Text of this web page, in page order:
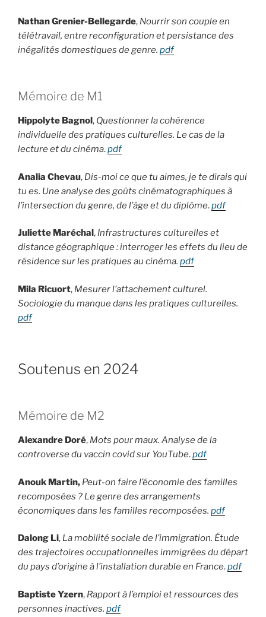
Nathan Grenier-Bellegarde, Nourrir son couple en
télétravail, entre reconfiguration et persistance des
inégalités domestiques de genre. pdf
Mémoire de M1
Hippolyte Bagnol, Questionner la cohérence
individuelle des pratiques culturelles. Le cas de la
lecture et du cinéma.pdf
Analia Chevau, Dis-moi ce que tu aimes, je te dirais qui
tu es. Une analyse des goûts cinématographiques à
l’intersection du genre, de l’âge et du diplôme.pdf
Juliette Maréchal, Infrastructures culturelles et
distance géographique : interroger les effets du lieu de
résidence sur les pratiques au cinéma. pdf
Mila Ricuort, Mesurer l’attachement culturel.
Sociologie du manque dans les pratiques culturelles.
pdf
Soutenus en 2024
Mémoire de M2
Alexandre Doré, Mots pour maux. Analyse de la
controverse du vaccin covid sur YouTube.pdf
Anouk Martin, Peut-on faire l’économie des familles
recomposées ? Le genre des arrangements
économiques dans les familles recomposées. pdf
Dalong Li, La mobilité sociale de l’immigration. Étude
des trajectoires occupationnelles immigrées du départ
du pays d’origine à l’installation durable en France.pdf
Baptiste Yzern, Rapport à l’emploi et ressources des
personnes inactives. pdf